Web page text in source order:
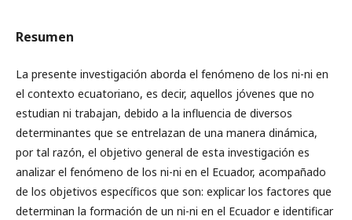
Resumen
La presente investigación aborda el fenómeno de los ni-ni en
el contexto ecuatoriano, es decir, aquellos jóvenes que no
estudian ni trabajan, debido a la influencia de diversos
determinantes que se entrelazan de una manera dinámica,
por tal razón, el objetivo general de esta investigación es
analizar el fenómeno de los ni-ni en el Ecuador, acompañado
de los objetivos específicos que son: explicar los factores que
determinan la formación de un ni-ni en el Ecuador e identificar